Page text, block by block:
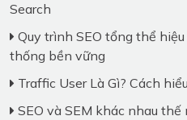
Search
Quy trình SEO tổng thể
thống bền vững
Traffic User Là Gì? Cách
SEO và SEM khác nhau